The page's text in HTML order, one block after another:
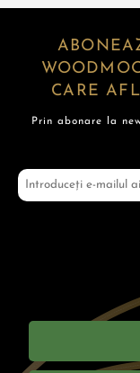
CARE
Prin abonare la